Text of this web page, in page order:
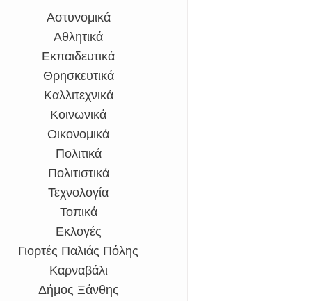
Αστυνομικά
Αθλητικά
Εκπαιδευτικά
Θρησκευτικά
Καλλιτεχνικά
Κοινωνικά
Οικονομικά
Πολιτικά
Πολιτιστικά
Τεχνολογία
Τοπικά
Εκλογές
Γιορτές Παλιάς Πόλης
Καρναβάλι
Δήμος Ξάνθης